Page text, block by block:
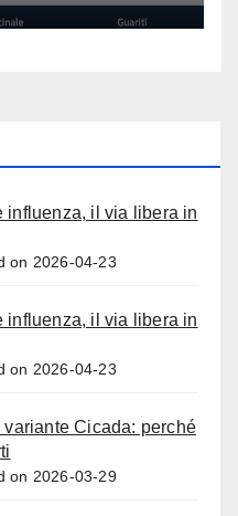
influenza, il via libera in
on 2026-04-23
influenza, il via libera in
on 2026-04-23
Cicada: perché
on 2026-03-29